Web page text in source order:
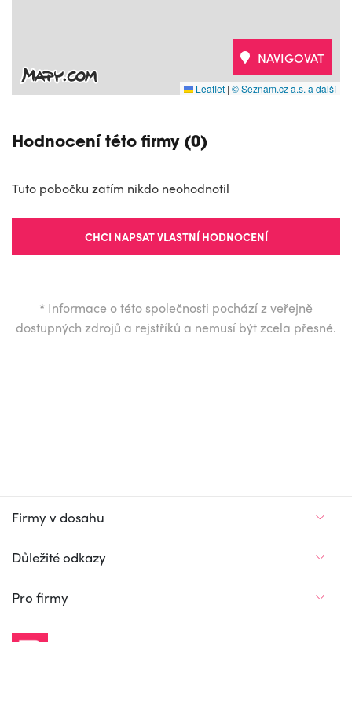
Leaflet | © Seznam.cz a.s. a další
NAVIGOVAT
Hodnocení této firmy (0)
Tuto pobočku zatím nikdo neohodnotil
CHCI NAPSAT VLASTNÍ HODNOCENÍ
* Informace o této společnosti pochází z veřejně
dostupných zdrojů a rejstříků a nemusí být zcela přesné.
Firmy v dosahu
Důležité odkazy
Pro firmy